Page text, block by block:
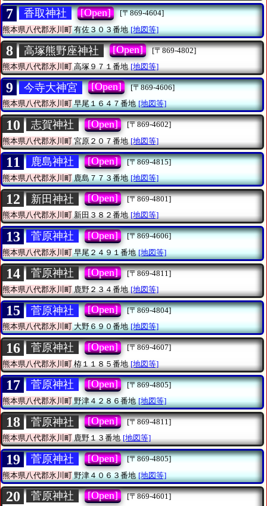
7 香取神社 [Open]
[〒869-4604]
熊本県八代郡氷川町有佐３０３番地 [地図等]
8 高塚熊野座神社 [Open]
[〒869-4802]
熊本県八代郡氷川町高塚９７１番地 [地図等]
9 今寺大神宮 [Open]
[〒869-4606]
熊本県八代郡氷川町早尾１６４７番地 [地図等]
10 志賀神社 [Open]
[〒869-4602]
熊本県八代郡氷川町 宮原２０７番地 [地図等]
11 鹿島神社 [Open]
[〒869-4815]
熊本県八代郡氷川町鹿島７７３番地 [地図等]
12 新田神社 [Open]
[〒869-4801]
熊本県八代郡氷川町新田３８２番地 [地図等]
13 菅原神社 [Open]
[〒869-4606]
熊本県八代郡氷川町早尾２４９１番地 [地図等]
14 菅原神社 [Open]
[〒869-4811]
熊本県八代郡氷川町 鹿野２３４番地 [地図等]
15 菅原神社 [Open]
[〒869-4804]
熊本県八代郡氷川町大野６９０番地 [地図等]
16 菅原神社 [Open]
[〒869-4607]
熊本県八代郡氷川町 栫１１８５番地 [地図等]
17 菅原神社 [Open]
[〒869-4805]
熊本県八代郡氷川町野津４２８６番地 [地図等]
18 菅原神社 [Open]
[〒869-4811]
熊本県八代郡氷川町鹿野１３番地 [地図等]
19 菅原神社 [Open]
[〒869-4805]
熊本県八代郡氷川町野津４０６３番地 [地図等]
20 菅原神社 [Open]
[〒869-4601]